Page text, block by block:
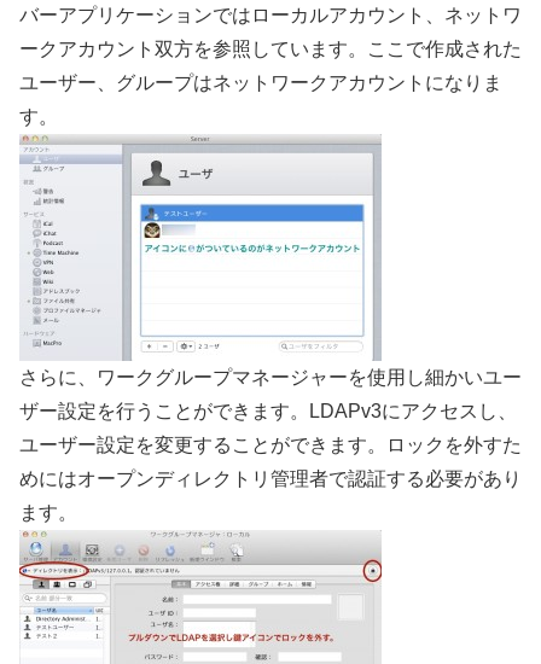
バーアプリケーションではローカルアカウント、ネットワ
ークアカウント双方を参照しています。ここで作成された
ユーザー、グループはネットワークアカウントになりま
す。
さらに、ワークグループマネージャーを使用し細かいユー
ザー設定を行うことができます。LDAPv3にアクセスし、
ユーザー設定を変更することができます。ロックを外すた
めにはオープンディレクトリ管理者で認証する必要があり
ます。